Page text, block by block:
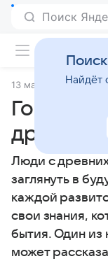
Поиск
13 мая 2026
древней
Люди с
заглянуть в
каждой
свои знания,
бытия. Один из
может
Найдёт